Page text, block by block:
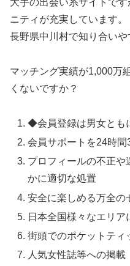
大手の出会い系サイトで
ニティが充実しています。
長野県中川村で知り合いや
マッチング実績が1,000万
くないですか？
◆会員登録は男女とも
会員サポートを24時
プロフィールの不正や
かに適切な処置
安全に楽しめる万全の
日本全国様々なエリア
街頭でのポケットティ
人気女性誌等への掲載